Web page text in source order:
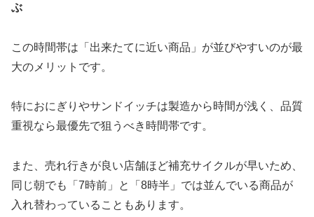
ぶ
この時間帯は「出来たてに近い商品」が並びやすいのが最
大のメリットです。
特におにぎりやサンドイッチは製造から時間が浅く、品質
重視なら最優先で狙うべき時間帯です。
また、売れ行きが良い店舗ほど補充サイクルが早いため、
同じ朝でも「7時前」と「8時半」では並んでいる商品が
入れ替わっていることもあります。